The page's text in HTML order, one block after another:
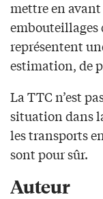
mettre en
embouteillages
représentent
estimation, de
La TTC n’est
situation dans
les transports
sont pour sûr.
Auteur